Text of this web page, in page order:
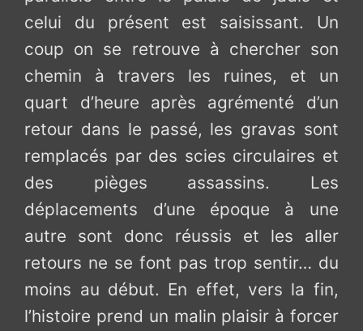
celui du présent est saisissant. Un
coup on se retrouve à chercher son
chemin à travers les ruines, et un
quart d’heure après agrémenté d’un
retour dans le passé, les gravas sont
remplacés par des scies circulaires et
des pièges assassins. Les
déplacements d’une époque à une
autre sont donc réussis et les aller
retours ne se font pas trop sentir… du
moins au début. En effet, vers la fin,
l’histoire prend un malin plaisir à forcer